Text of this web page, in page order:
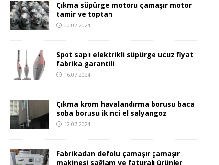
Çıkma süpürge motoru çamaşır motor
tamir ve toptan
20.07.2024
Spot saplı elektrikli süpürge ucuz fiyat
fabrika garantili
16.07.2024
Çıkma krom havalandırma borusu baca
soba borusu ikinci el salyangoz
12.07.2024
Fabrikadan defolu çamaşır çamaşır
makinesi sağlam ve faturalı ürünler